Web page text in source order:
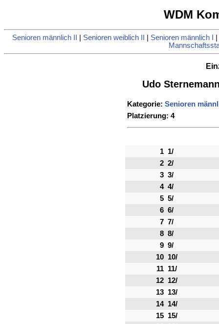
WDM
Senioren männlich II Senioren weiblich II Senioren männlich I
Udo
Kategorie: Senioren
Platzierung: 4
1 1/
2 2/
3 3/
4 4/
5 5/
6 6/
7 7/
8 8/
9 9/
10 10/
11 11/
12 12/
13 13/
14 14/
15 15/